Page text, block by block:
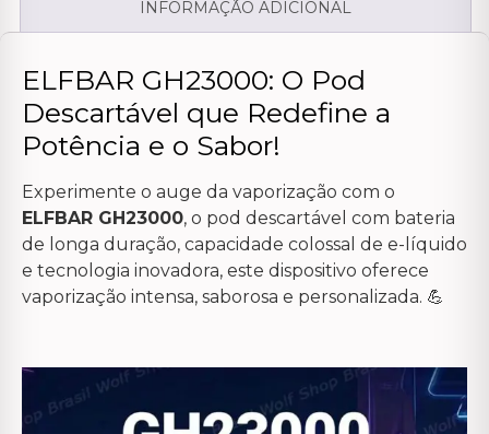
INFORMAÇÃO ADICIONAL
ELFBAR GH23000: O Pod
Descartável que Redefine a
Potência e o Sabor!
Experimente o auge da vaporização com o
ELFBAR GH23000, o pod descartável com bateria
de longa duração, capacidade colossal de e-líquido
e tecnologia inovadora, este dispositivo oferece
vaporização intensa, saborosa e personalizada. 💪